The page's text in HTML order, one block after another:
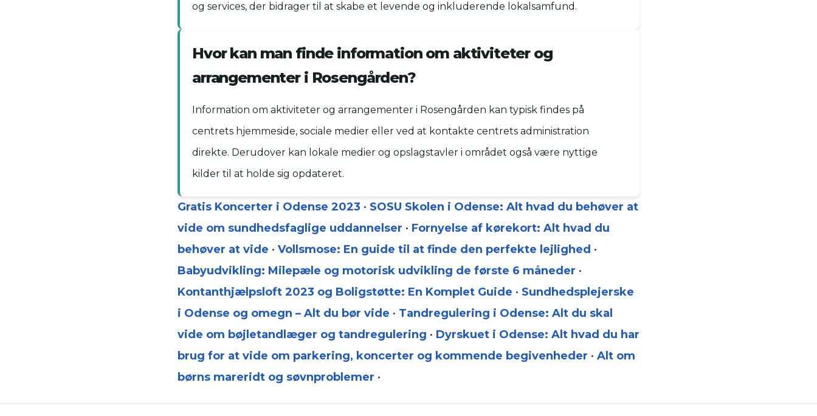
og services, der bidrager til at skabe et levende og inkluderende lokalsamfund.
Hvor kan man finde information om aktiviteter og
arrangementer i Rosengården?
Information om aktiviteter og arrangementer i Rosengården kan typisk findes på
centrets hjemmeside, sociale medier eller ved at kontakte centrets administration
direkte. Derudover kan lokale medier og opslagstavler i området også være nyttige
kilder til at holde sig opdateret.
Gratis Koncerter i Odense 2023 • SOSU Skolen i Odense: Alt hvad du behøver at
vide om sundhedsfaglige uddannelser • Fornyelse af kørekort: Alt hvad du
behøver at vide • Vollsmose: En guide til at finde den perfekte lejlighed •
Babyudvikling: Milepæle og motorisk udvikling de første 6 måneder •
Kontanthjælpsloft 2023 og Boligstøtte: En Komplet Guide • Sundhedsplejerske
i Odense og omegn – Alt du bør vide • Tandregulering i Odense: Alt du skal
vide om bøjletandlæger og tandregulering • Dyrskuet i Odense: Alt hvad du har
brug for at vide om parkering, koncerter og kommende begivenheder • Alt om
børns mareridt og søvnproblemer •